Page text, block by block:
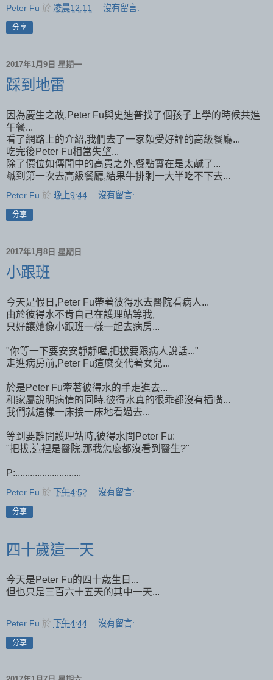
Peter Fu 於 凌晨12:11 沒有留言:
分享
2017年1月9日 星期一
踩到地雷
因為慶生之故,Peter Fu與史迪普找了個孩子上學的時候共進
午餐...
看了網路上的介紹,我們去了一家頗受好評的高級餐廳...
吃完後Peter Fu相當失望...
除了價位如傳聞中的高貴之外,餐點實在是太鹹了...
鹹到第一次去高級餐廳,結果牛排剩一大半吃不下去...
Peter Fu 於 晚上9:44 沒有留言:
分享
2017年1月8日 星期日
小跟班
今天是假日,Peter Fu帶著彼得水去醫院看病人...
由於彼得水不肯自己在護理站等我,
只好讓她像小跟班一樣一起去病房...
"你等一下要安安靜靜喔,把拔要跟病人說話..."
走進病房前,Peter Fu這麼交代著女兒...
於是Peter Fu牽著彼得水的手走進去...
和家屬說明病情的同時,彼得水真的很乖都沒有插嘴...
我們就這樣一床接一床地看過去...
等到要離開護理站時,彼得水問Peter Fu:
"把拔,這裡是醫院,那我怎麼都沒看到醫生?"
P:...........................
Peter Fu 於 下午4:52 沒有留言:
分享
四十歲這一天
今天是Peter Fu的四十歲生日...
但也只是三百六十五天的其中一天...
Peter Fu 於 下午4:44 沒有留言:
分享